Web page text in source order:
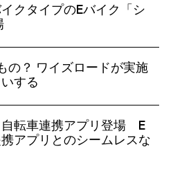
クタイプのEバイク「シ
の？ ワイズロードが実施
する
転車連携アプリ登場 E
アプリとのシームレスな